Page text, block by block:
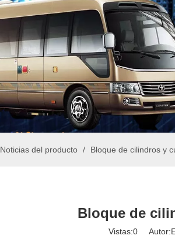
Noticias del producto / Bloque de cilindros y
Bloque de
Vistas:0